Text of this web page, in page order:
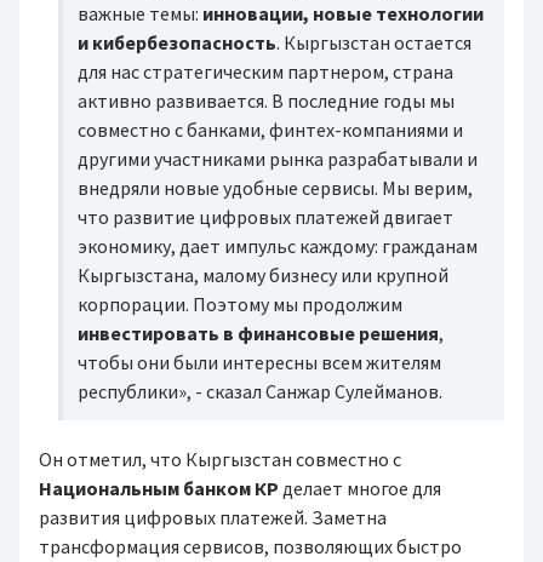
важные темы: инновации, новые технологии
и кибербезопасность. Кыргызстан остается
для нас стратегическим партнером, страна
активно развивается. В последние годы мы
совместно с банками, финтех-компаниями и
другими участниками рынка разрабатывали и
внедряли новые удобные сервисы. Мы верим,
что развитие цифровых платежей двигает
экономику, дает импульс каждому: гражданам
Кыргызстана, малому бизнесу или крупной
корпорации. Поэтому мы продолжим
инвестировать в финансовые решения,
чтобы они были интересны всем жителям
республики», - сказал Санжар Сулейманов.
Он отметил, что Кыргызстан совместно с
Национальным банком КР делает многое для
развития цифровых платежей. Заметна
трансформация сервисов, позволяющих быстро